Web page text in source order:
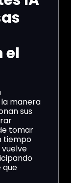
el
manera
sus
tomar
tiempo
que